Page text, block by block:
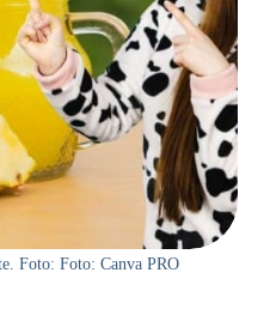
Foto: Foto: Canva PRO